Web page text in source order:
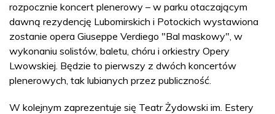
rozpocznie koncert plenerowy – w parku otaczającym
dawną rezydencję Lubomirskich i Potockich wystawiona
zostanie opera Giuseppe Verdiego "Bal maskowy", w
wykonaniu solistów, baletu, chóru i orkiestry Opery
Lwowskiej. Będzie to pierwszy z dwóch koncertów
plenerowych, tak lubianych przez publiczność.
W kolejnym zaprezentuje się Teatr Żydowski im. Estery